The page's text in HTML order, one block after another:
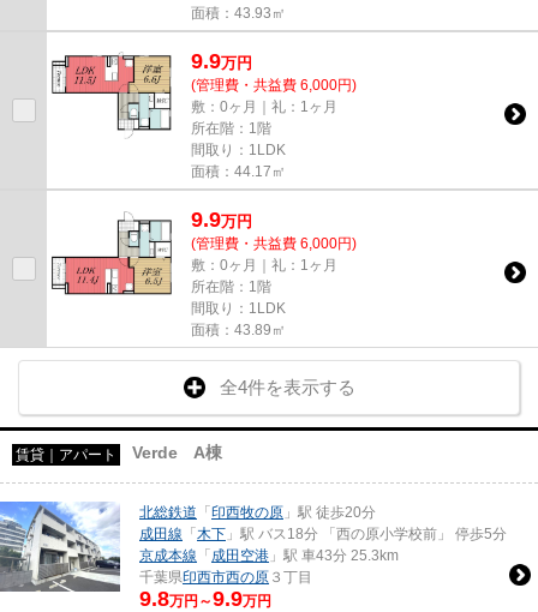
面積：43.93㎡
9.9万円
(管理費・共益費 6,000円)
敷：0ヶ月｜礼：1ヶ月
所在階：1階
間取り：1LDK
面積：44.17㎡
9.9万円
(管理費・共益費 6,000円)
敷：0ヶ月｜礼：1ヶ月
所在階：1階
間取り：1LDK
面積：43.89㎡
全4件を表示する
賃貸｜アパート Verde A棟
北総鉄道 「印西牧の原 」駅 徒歩20分
成田線 「木下 」駅 バス18分 「西の原小学校前」 停歩5分
京成本線 「成田空港 」駅 車43分 25.3km
千葉県印西市西の原 ３丁目
9.8万円～9.9万円